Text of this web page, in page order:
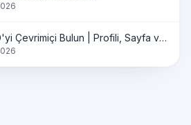
Facebook ID'yi Çevrimiçi Bulun | Profili, Sayfa ve Grup ID'yi Anında Alın